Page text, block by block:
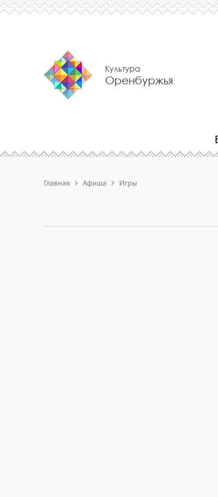
Культура
Оренбуржья
Главная Афиша Игры